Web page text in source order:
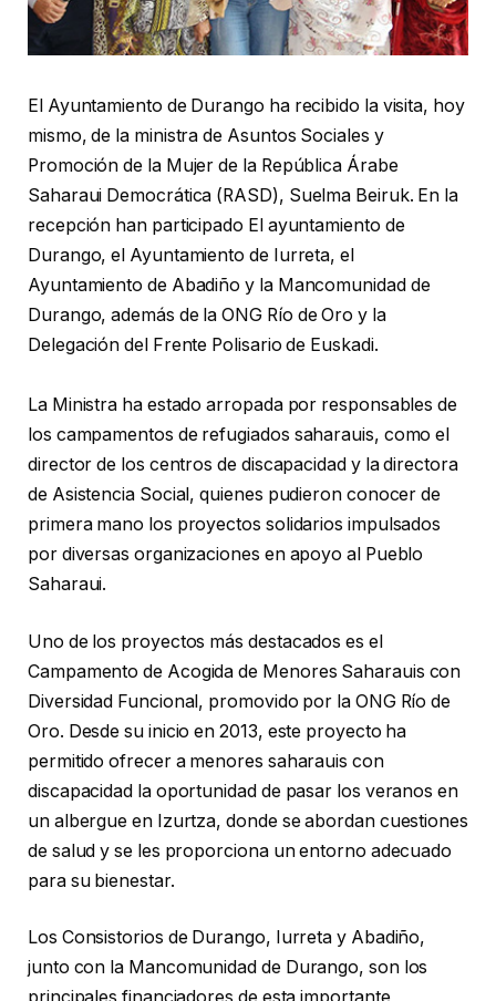
El Ayuntamiento de Durango ha recibido la visita, hoy
mismo, de la ministra de Asuntos Sociales y
Promoción de la Mujer de la República Árabe
Saharaui Democrática (RASD), Suelma Beiruk. En la
recepción han participado El ayuntamiento de
Durango, el Ayuntamiento de Iurreta, el
Ayuntamiento de Abadiño y la Mancomunidad de
Durango, además de la ONG Río de Oro y la
Delegación del Frente Polisario de Euskadi.
La Ministra ha estado arropada por responsables de
los campamentos de refugiados saharauis, como el
director de los centros de discapacidad y la directora
de Asistencia Social, quienes pudieron conocer de
primera mano los proyectos solidarios impulsados
por diversas organizaciones en apoyo al Pueblo
Saharaui.
Uno de los proyectos más destacados es el
Campamento de Acogida de Menores Saharauis con
Diversidad Funcional, promovido por la ONG Río de
Oro. Desde su inicio en 2013, este proyecto ha
permitido ofrecer a menores saharauis con
discapacidad la oportunidad de pasar los veranos en
un albergue en Izurtza, donde se abordan cuestiones
de salud y se les proporciona un entorno adecuado
para su bienestar.
Los Consistorios de Durango, Iurreta y Abadiño,
junto con la Mancomunidad de Durango, son los